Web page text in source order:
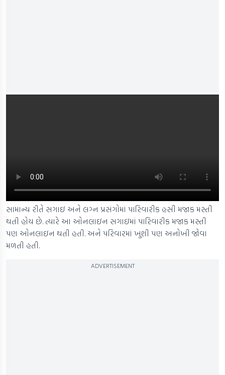
સામાન્ય રીતે સગાઇ અને લગ્ન પ્રસંગોમાં પારિવારીક હસી મજાક મસ્તી
થતી હોય છે. ત્યારે આ ઓનલાઇન સગાઇમાં પારિવારીક મજાક મસ્તી
પણ ઓનલાઇન થતી હતી. અને પરિવારમાં ખુશી પણ અનોખી જોવા
મળતી હતી.
ADVERTISEMENT